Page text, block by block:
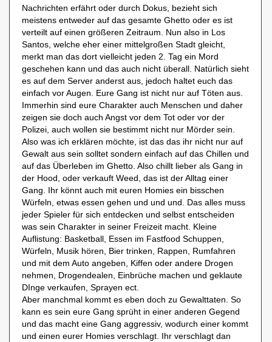
Nachrichten erfährt oder durch Dokus, bezieht sich
meistens entweder auf das gesamte Ghetto oder es ist
verteilt auf einen größeren Zeitraum. Nun also in Los
Santos, welche eher einer mittelgroßen Stadt gleicht,
merkt man das dort vielleicht jeden 2. Tag ein Mord
geschehen kann und das auch nicht überall. Natürlich sieht
es auf dem Server anderst aus, jedoch haltet euch das
einfach vor Augen. Eure Gang ist nicht nur auf Töten aus.
Immerhin sind eure Charakter auch Menschen und daher
zeigen sie doch auch Angst vor dem Tot oder vor der
Polizei, auch wollen sie bestimmt nicht nur Mörder sein.
Also was ich erklären möchte, ist das das ihr nicht nur auf
Gewalt aus sein solltet sondern einfach auf das Chillen und
auf das Überleben im Ghetto. Also chillt lieber als Gang in
der Hood, oder verkauft Weed, das ist der Alltag einer
Gang. Ihr könnt auch mit euren Homies ein bisschen
Würfeln, etwas essen gehen und und und. Das alles muss
jeder Spieler für sich entdecken und selbst entscheiden
was sein Charakter in seiner Freizeit macht. Kleine
Auflistung: Basketball, Essen im Fastfood Schuppen,
Würfeln, Musik hören, Bier trinken, Rappen, Rumfahren
und mit dem Auto angeben, Kiffen oder andere Drogen
nehmen, Drogendealen, Einbrüche machen und geklaute
DInge verkaufen, Sprayen ect.
Aber manchmal kommt es eben doch zu Gewalttaten. So
kann es sein eure Gang sprüht in einer anderen Gegend
und das macht eine Gang aggressiv, wodurch einer kommt
und einen eurer Homies verschlagt. Ihr verschlagt dan